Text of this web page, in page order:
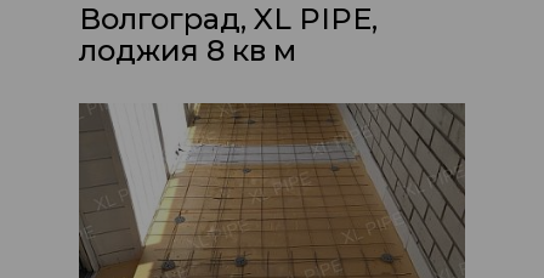
Волгоград, XL PIPE,
лоджия 8 кв м